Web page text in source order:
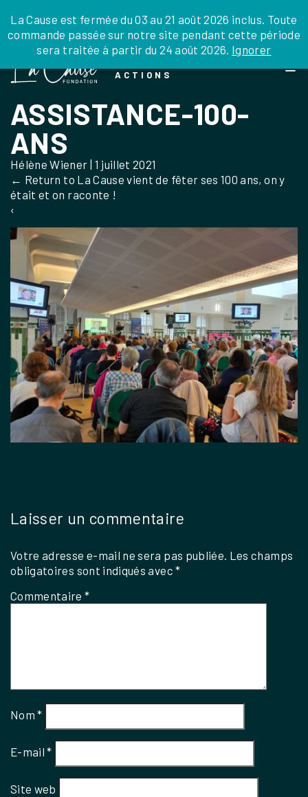
to
the
La Cause est fermée du 03 au 21 août 2026 inclus. Toute
commande passée sur notre site pendant cette période
sera traitée à partir du 24 août 2026. Ignorer
JE DONNE JE PARRAINE NOUS SOUTENIR
DEPUIS LA FRANCE
DEPUIS L’INTERNATIONAL
EN TANT QU’ORGANISATION
LEGS, LIBÉRALITÉS
0 ARTICLE
ACTIONS
ASSISTANCE-100-
ANS
Hélène Wiener | 1 juillet 2021
← Return to La Cause vient de fêter ses 100 ans, on y
était et on raconte !
‹
Laisser un commentaire
Votre adresse e-mail ne sera pas publiée. Les champs
obligatoires sont indiqués avec*
Commentaire*
Nom*
E-mail*
Site web